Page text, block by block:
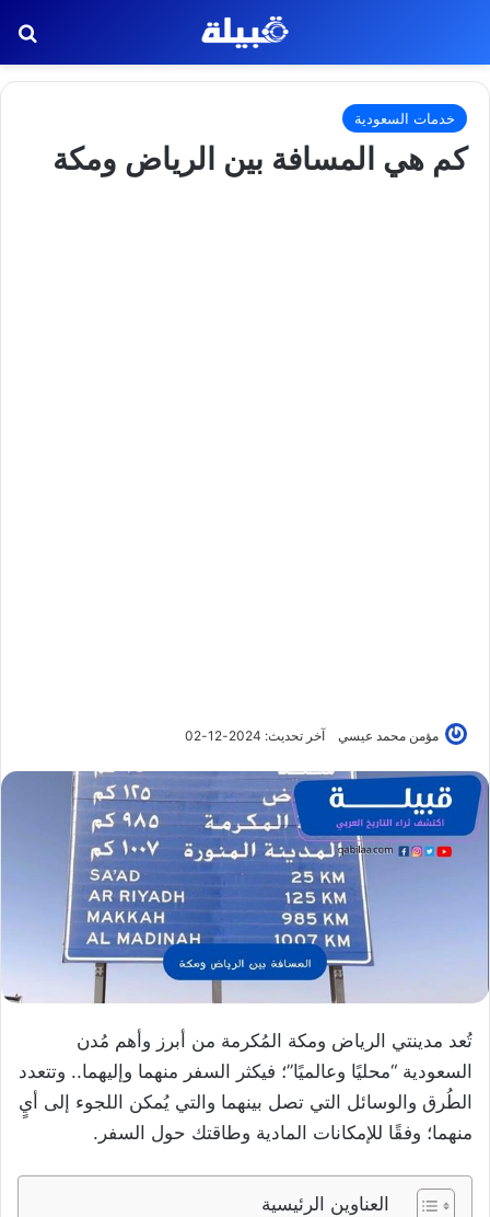
خدمات السعودية
كم هي المسافة بين الرياض ومكة
مؤمن محمد عيسي آخر تحديث: 2024-12-02
تُعد مدينتي الرياض ومكة المُكرمة من أبرز وأهم مُدن
السعودية “محليًا وعالميًا”؛ فيكثر السفر منهما وإليهما.. وتتعدد
الطُرق والوسائل التي تصل بينهما والتي يُمكن اللجوء إلى أيٍ
منهما؛ وفقًا للإمكانات المادية وطاقتك حول السفر.
العناوين الرئيسية